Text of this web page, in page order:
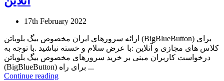
17th February 2022
ارائه سرورهای ایران مخصوص بیگ بلوباتن (BigBlueButton) برای
کلاس های مجازی و آنلاین :با عرض سلام و خسته نباشید .با توجه به
درخواست کاربران مبنی بر خرید سرورهای مخصوص بیگ بلوباتن
(BigBlueButton) برای راه ...
Continue reading